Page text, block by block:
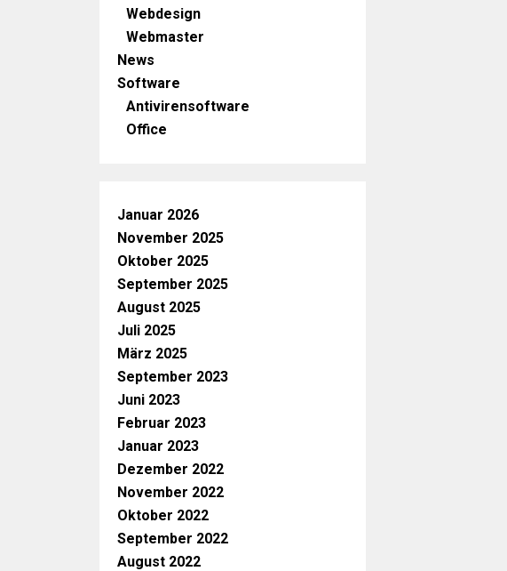
Webdesign
Webmaster
News
Software
Antivirensoftware
Office
Januar 2026
November 2025
Oktober 2025
September 2025
August 2025
Juli 2025
März 2025
September 2023
Juni 2023
Februar 2023
Januar 2023
Dezember 2022
November 2022
Oktober 2022
September 2022
August 2022